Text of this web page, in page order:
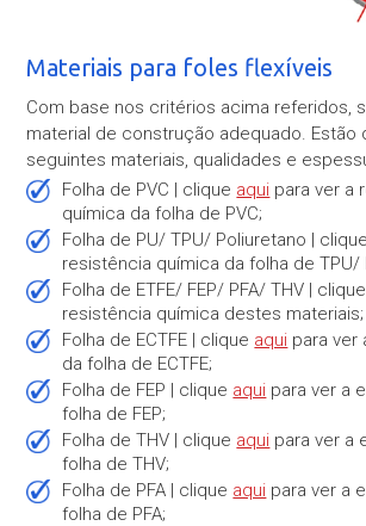
Materiais para foles flexíveis
Com base nos critérios acima referidos,
material de construção adequado. Estão
seguintes materiais, qualidades e
Folha de PVC | clique aqui para ver a
química da folha de PVC;
Folha de PU/ TPU/ Poliuretano | clique
resistência química da folha de TPU/
Folha de ETFE/ FEP/ PFA/ THV | clique
resistência química destes materiais;
Folha de ECTFE | clique aqui para ver
da folha de ECTFE;
Folha de FEP | clique aqui para ver a
folha de FEP;
Folha de THV | clique aqui para ver a
folha de THV;
Folha de PFA | clique aqui para ver a
folha de PFA;